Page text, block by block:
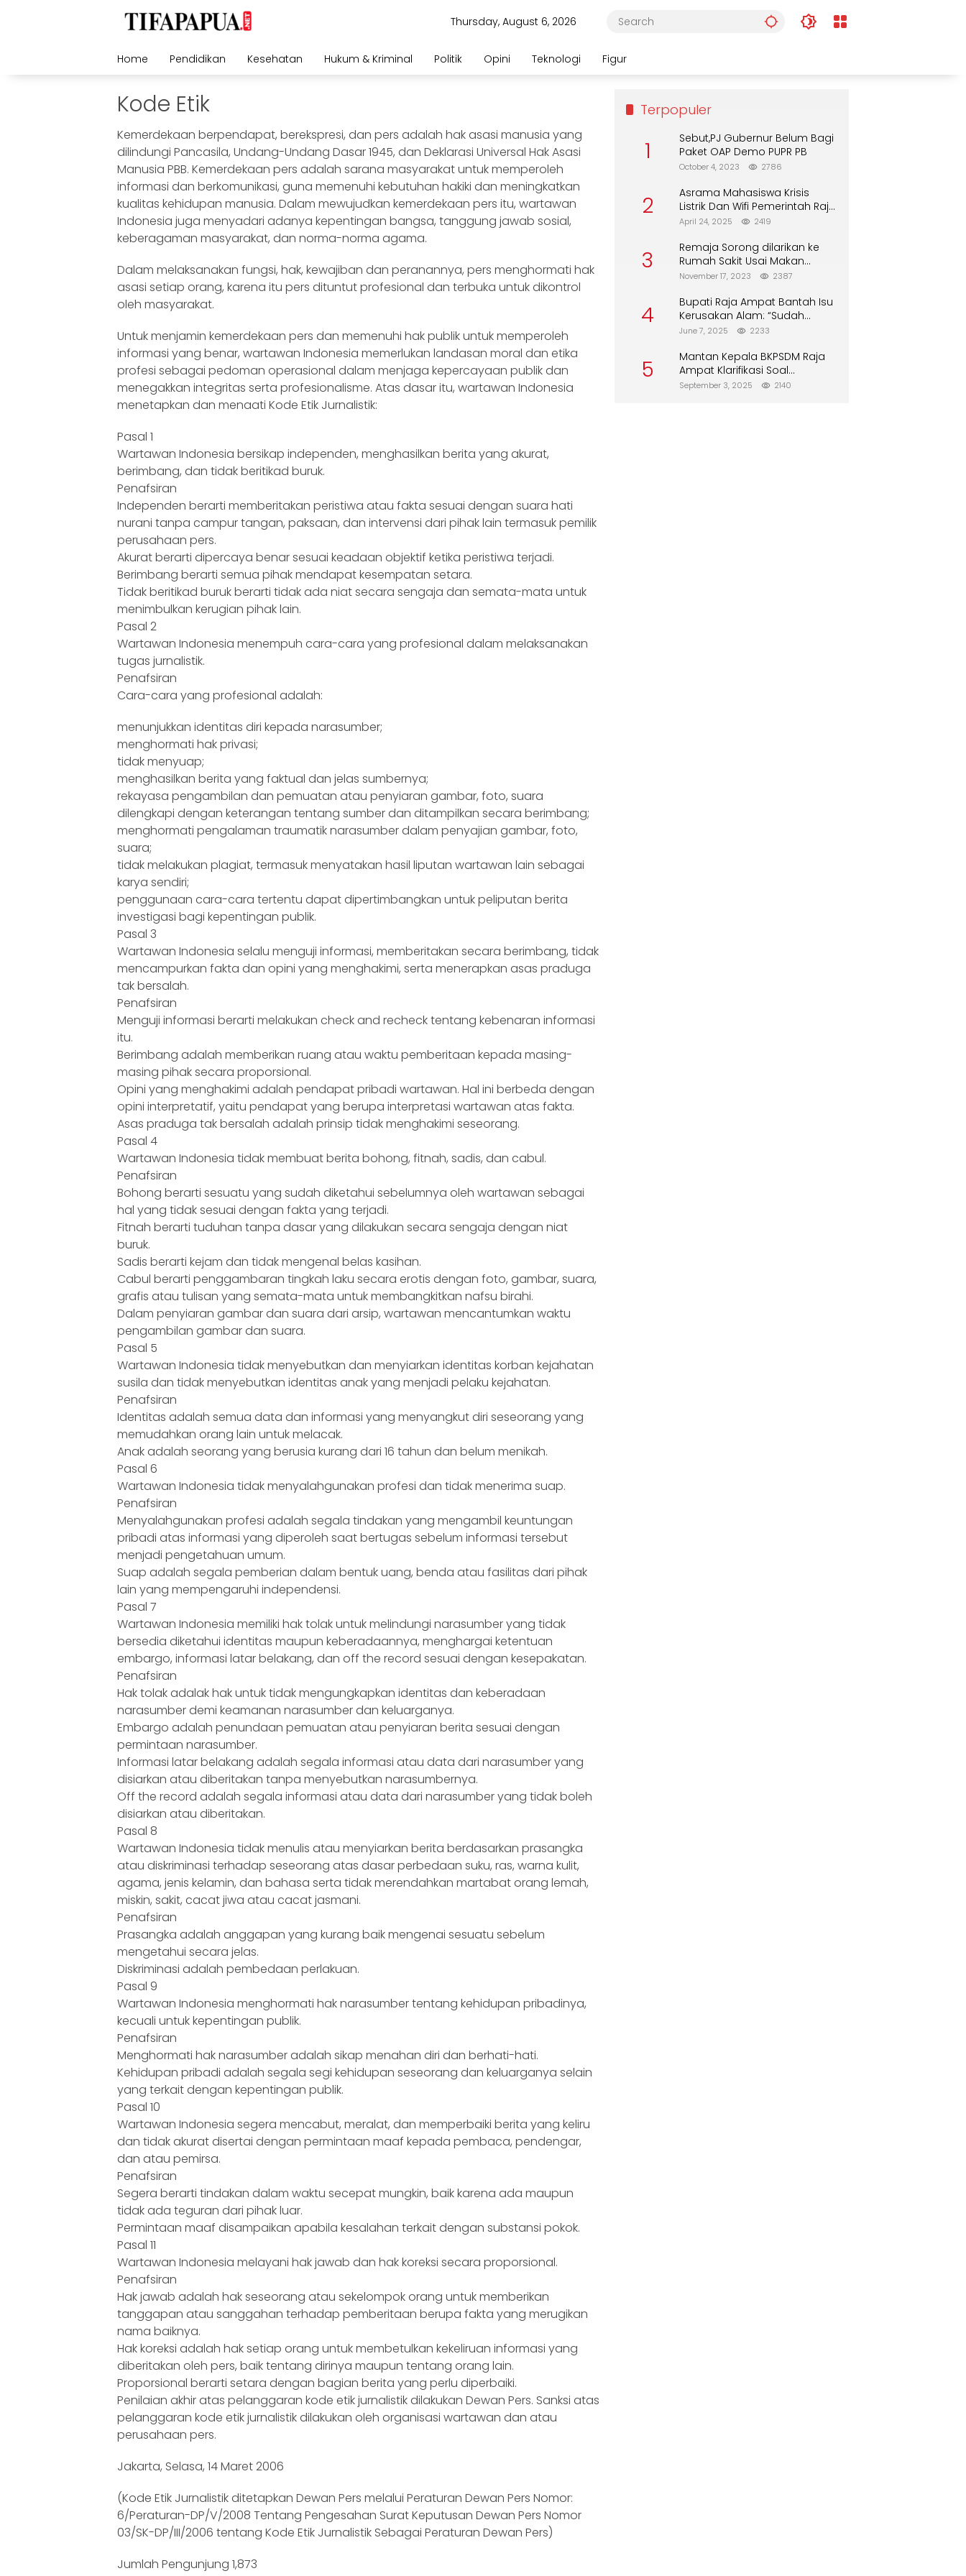
Thursday, August 6, 2026
Home Pendidikan Kesehatan Hukum & Kriminal Politik Opini Teknologi Figur
Kode Etik
Kemerdekaan berpendapat, berekspresi, dan pers adalah hak asasi manusia yang
dilindungi Pancasila, Undang-Undang Dasar 1945, dan Deklarasi Universal Hak Asasi
Manusia PBB. Kemerdekaan pers adalah sarana masyarakat untuk memperoleh
informasi dan berkomunikasi, guna memenuhi kebutuhan hakiki dan meningkatkan
kualitas kehidupan manusia. Dalam mewujudkan kemerdekaan pers itu, wartawan
Indonesia juga menyadari adanya kepentingan bangsa, tanggung jawab sosial,
keberagaman masyarakat, dan norma-norma agama.
Dalam melaksanakan fungsi, hak, kewajiban dan peranannya, pers menghormati hak
asasi setiap orang, karena itu pers dituntut profesional dan terbuka untuk dikontrol
oleh masyarakat.
Untuk menjamin kemerdekaan pers dan memenuhi hak publik untuk memperoleh
informasi yang benar, wartawan Indonesia memerlukan landasan moral dan etika
profesi sebagai pedoman operasional dalam menjaga kepercayaan publik dan
menegakkan integritas serta profesionalisme. Atas dasar itu, wartawan Indonesia
menetapkan dan menaati Kode Etik Jurnalistik:
Pasal 1
Wartawan Indonesia bersikap independen, menghasilkan berita yang akurat,
berimbang, dan tidak beritikad buruk.
Penafsiran
Independen berarti memberitakan peristiwa atau fakta sesuai dengan suara hati
nurani tanpa campur tangan, paksaan, dan intervensi dari pihak lain termasuk pemilik
perusahaan pers.
Akurat berarti dipercaya benar sesuai keadaan objektif ketika peristiwa terjadi.
Berimbang berarti semua pihak mendapat kesempatan setara.
Tidak beritikad buruk berarti tidak ada niat secara sengaja dan semata-mata untuk
menimbulkan kerugian pihak lain.
Pasal 2
Wartawan Indonesia menempuh cara-cara yang profesional dalam melaksanakan
tugas jurnalistik.
Penafsiran
Cara-cara yang profesional adalah:
menunjukkan identitas diri kepada narasumber;
menghormati hak privasi;
tidak menyuap;
menghasilkan berita yang faktual dan jelas sumbernya;
rekayasa pengambilan dan pemuatan atau penyiaran gambar, foto, suara
dilengkapi dengan keterangan tentang sumber dan ditampilkan secara berimbang;
menghormati pengalaman traumatik narasumber dalam penyajian gambar, foto,
suara;
tidak melakukan plagiat, termasuk menyatakan hasil liputan wartawan lain sebagai
karya sendiri;
penggunaan cara-cara tertentu dapat dipertimbangkan untuk peliputan berita
investigasi bagi kepentingan publik.
Pasal 3
Wartawan Indonesia selalu menguji informasi, memberitakan secara berimbang, tidak
mencampurkan fakta dan opini yang menghakimi, serta menerapkan asas praduga
tak bersalah.
Penafsiran
Menguji informasi berarti melakukan check and recheck tentang kebenaran informasi
itu.
Berimbang adalah memberikan ruang atau waktu pemberitaan kepada masing-
masing pihak secara proporsional.
Opini yang menghakimi adalah pendapat pribadi wartawan. Hal ini berbeda dengan
opini interpretatif, yaitu pendapat yang berupa interpretasi wartawan atas fakta.
Asas praduga tak bersalah adalah prinsip tidak menghakimi seseorang.
Pasal 4
Wartawan Indonesia tidak membuat berita bohong, fitnah, sadis, dan cabul.
Penafsiran
Bohong berarti sesuatu yang sudah diketahui sebelumnya oleh wartawan sebagai
hal yang tidak sesuai dengan fakta yang terjadi.
Fitnah berarti tuduhan tanpa dasar yang dilakukan secara sengaja dengan niat
buruk.
Sadis berarti kejam dan tidak mengenal belas kasihan.
Cabul berarti penggambaran tingkah laku secara erotis dengan foto, gambar, suara,
grafis atau tulisan yang semata-mata untuk membangkitkan nafsu birahi.
Dalam penyiaran gambar dan suara dari arsip, wartawan mencantumkan waktu
pengambilan gambar dan suara.
Pasal 5
Wartawan Indonesia tidak menyebutkan dan menyiarkan identitas korban kejahatan
susila dan tidak menyebutkan identitas anak yang menjadi pelaku kejahatan.
Penafsiran
Identitas adalah semua data dan informasi yang menyangkut diri seseorang yang
memudahkan orang lain untuk melacak.
Anak adalah seorang yang berusia kurang dari 16 tahun dan belum menikah.
Pasal 6
Wartawan Indonesia tidak menyalahgunakan profesi dan tidak menerima suap.
Penafsiran
Menyalahgunakan profesi adalah segala tindakan yang mengambil keuntungan
pribadi atas informasi yang diperoleh saat bertugas sebelum informasi tersebut
menjadi pengetahuan umum.
Suap adalah segala pemberian dalam bentuk uang, benda atau fasilitas dari pihak
lain yang mempengaruhi independensi.
Pasal 7
Wartawan Indonesia memiliki hak tolak untuk melindungi narasumber yang tidak
bersedia diketahui identitas maupun keberadaannya, menghargai ketentuan
embargo, informasi latar belakang, dan off the record sesuai dengan kesepakatan.
Penafsiran
Hak tolak adalak hak untuk tidak mengungkapkan identitas dan keberadaan
narasumber demi keamanan narasumber dan keluarganya.
Embargo adalah penundaan pemuatan atau penyiaran berita sesuai dengan
permintaan narasumber.
Informasi latar belakang adalah segala informasi atau data dari narasumber yang
disiarkan atau diberitakan tanpa menyebutkan narasumbernya.
Off the record adalah segala informasi atau data dari narasumber yang tidak boleh
disiarkan atau diberitakan.
Pasal 8
Wartawan Indonesia tidak menulis atau menyiarkan berita berdasarkan prasangka
atau diskriminasi terhadap seseorang atas dasar perbedaan suku, ras, warna kulit,
agama, jenis kelamin, dan bahasa serta tidak merendahkan martabat orang lemah,
miskin, sakit, cacat jiwa atau cacat jasmani.
Penafsiran
Prasangka adalah anggapan yang kurang baik mengenai sesuatu sebelum
mengetahui secara jelas.
Diskriminasi adalah pembedaan perlakuan.
Pasal 9
Wartawan Indonesia menghormati hak narasumber tentang kehidupan pribadinya,
kecuali untuk kepentingan publik.
Penafsiran
Menghormati hak narasumber adalah sikap menahan diri dan berhati-hati.
Kehidupan pribadi adalah segala segi kehidupan seseorang dan keluarganya selain
yang terkait dengan kepentingan publik.
Pasal 10
Wartawan Indonesia segera mencabut, meralat, dan memperbaiki berita yang keliru
dan tidak akurat disertai dengan permintaan maaf kepada pembaca, pendengar,
dan atau pemirsa.
Penafsiran
Segera berarti tindakan dalam waktu secepat mungkin, baik karena ada maupun
tidak ada teguran dari pihak luar.
Permintaan maaf disampaikan apabila kesalahan terkait dengan substansi pokok.
Pasal 11
Wartawan Indonesia melayani hak jawab dan hak koreksi secara proporsional.
Penafsiran
Hak jawab adalah hak seseorang atau sekelompok orang untuk memberikan
tanggapan atau sanggahan terhadap pemberitaan berupa fakta yang merugikan
nama baiknya.
Hak koreksi adalah hak setiap orang untuk membetulkan kekeliruan informasi yang
diberitakan oleh pers, baik tentang dirinya maupun tentang orang lain.
Proporsional berarti setara dengan bagian berita yang perlu diperbaiki.
Penilaian akhir atas pelanggaran kode etik jurnalistik dilakukan Dewan Pers. Sanksi atas
pelanggaran kode etik jurnalistik dilakukan oleh organisasi wartawan dan atau
perusahaan pers.
Jakarta, Selasa, 14 Maret 2006
(Kode Etik Jurnalistik ditetapkan Dewan Pers melalui Peraturan Dewan Pers Nomor:
6/Peraturan-DP/V/2008 Tentang Pengesahan Surat Keputusan Dewan Pers Nomor
03/SK-DP/III/2006 tentang Kode Etik Jurnalistik Sebagai Peraturan Dewan Pers)
Jumlah Pengunjung 1,873
Terpopuler
1
Sebut,PJ Gubernur Belum Bagi
Paket OAP Demo PUPR PB
October 4, 2023 2786
2
Asrama Mahasiswa Krisis
Listrik Dan Wifi Pemerintah Raja
Ampat Alasan Tunggu DPA
April 24, 2025 2419
3
Remaja Sorong dilarikan ke
Rumah Sakit Usai Makan
Biskuit dari Alfamart
November 17, 2023 2387
4
Bupati Raja Ampat Bantah Isu
Kerusakan Alam: “Sudah
Direboisasi dan Tidak Merusak
June 7, 2025 2233
5
Mantan Kepala BKPSDM Raja
Ampat Klarifikasi Soal
Pergantian Jabatan
September 3, 2025 2140